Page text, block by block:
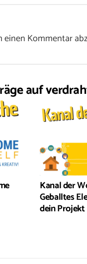
einen Kommentar
auf
Kanal der
Geballtes
dein Projekt